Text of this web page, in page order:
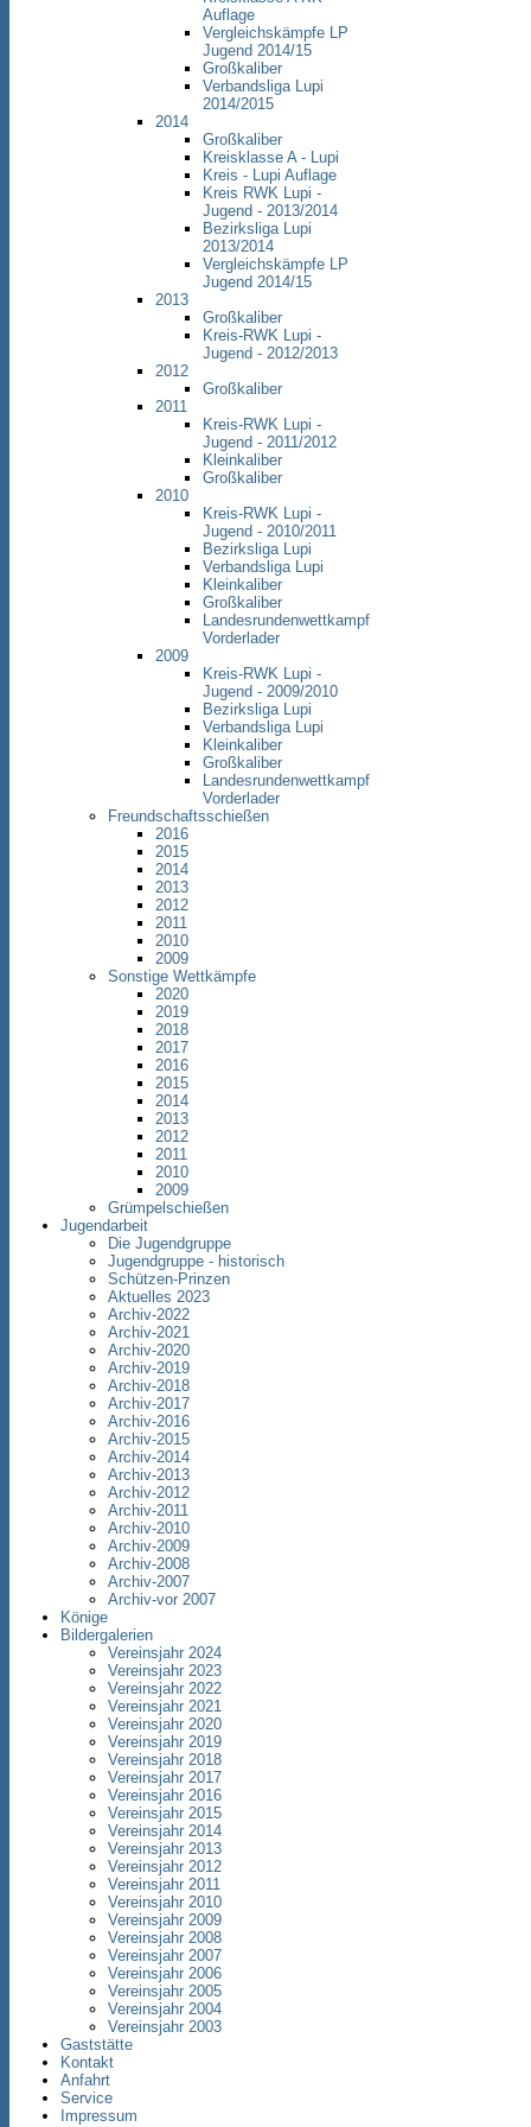
Auflage
Vergleichskämpfe LP
Jugend 2014/15
Großkaliber
Verbandsliga Lupi
2014/2015
2014
Großkaliber
Kreisklasse A - Lupi
Kreis - Lupi Auflage
Kreis RWK Lupi -
Jugend - 2013/2014
Bezirksliga Lupi
2013/2014
Vergleichskämpfe LP
Jugend 2014/15
2013
Großkaliber
Kreis-RWK Lupi -
Jugend - 2012/2013
2012
Großkaliber
2011
Kreis-RWK Lupi -
Jugend - 2011/2012
Kleinkaliber
Großkaliber
2010
Kreis-RWK Lupi -
Jugend - 2010/2011
Bezirksliga Lupi
Verbandsliga Lupi
Kleinkaliber
Großkaliber
Landesrundenwettkampf
Vorderlader
2009
Kreis-RWK Lupi -
Jugend - 2009/2010
Bezirksliga Lupi
Verbandsliga Lupi
Kleinkaliber
Großkaliber
Landesrundenwettkampf
Vorderlader
Freundschaftsschießen
2016
2015
2014
2013
2012
2011
2010
2009
Sonstige Wettkämpfe
2020
2019
2018
2017
2016
2015
2014
2013
2012
2011
2010
2009
Grümpelschießen
Jugendarbeit
Die Jugendgruppe
Jugendgruppe - historisch
Schützen-Prinzen
Aktuelles 2023
Archiv-2022
Archiv-2021
Archiv-2020
Archiv-2019
Archiv-2018
Archiv-2017
Archiv-2016
Archiv-2015
Archiv-2014
Archiv-2013
Archiv-2012
Archiv-2011
Archiv-2010
Archiv-2009
Archiv-2008
Archiv-2007
Archiv-vor 2007
Könige
Bildergalerien
Vereinsjahr 2024
Vereinsjahr 2023
Vereinsjahr 2022
Vereinsjahr 2021
Vereinsjahr 2020
Vereinsjahr 2019
Vereinsjahr 2018
Vereinsjahr 2017
Vereinsjahr 2016
Vereinsjahr 2015
Vereinsjahr 2014
Vereinsjahr 2013
Vereinsjahr 2012
Vereinsjahr 2011
Vereinsjahr 2010
Vereinsjahr 2009
Vereinsjahr 2008
Vereinsjahr 2007
Vereinsjahr 2006
Vereinsjahr 2005
Vereinsjahr 2004
Vereinsjahr 2003
Gaststätte
Kontakt
Anfahrt
Service
Impressum